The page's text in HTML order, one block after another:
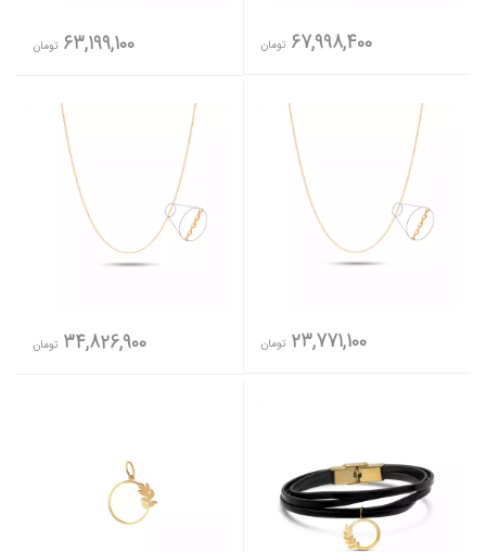
67,998,400 تومان 63,199,100 تومان
23,771,100 تومان 34,826,900 تومان